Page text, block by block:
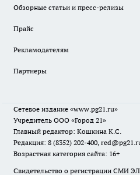
Обзорные статьи и пресс-релизы
Прайс
Рекламодателям
Партнеры
Сетевое издание «www.pg21.ru»
Учредитель ООО «Город 21»
Главный редактор: Кошкина К.С.
Редакция: 8 (8352) 202-400,
Возрастная категория сайта: 16+
Свидетельство о регистрации СМИ